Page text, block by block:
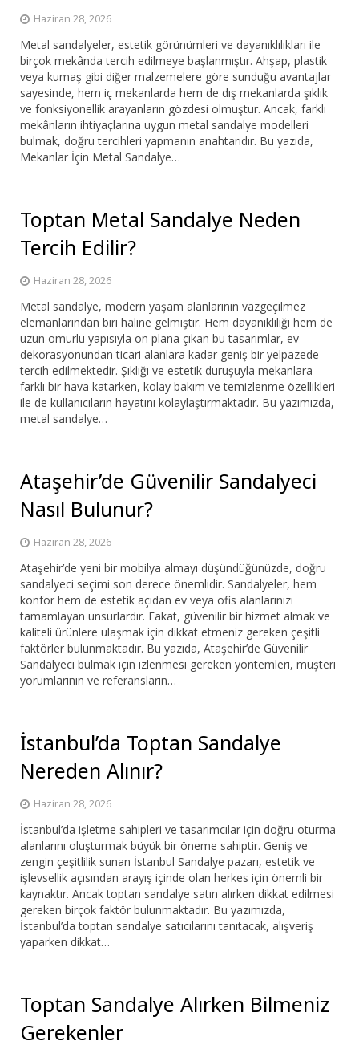
Haziran 28, 2026
Metal sandalyeler, estetik görünümleri ve dayanıklılıkları ile
birçok mekânda tercih edilmeye başlanmıştır. Ahşap, plastik
veya kumaş gibi diğer malzemelere göre sunduğu avantajlar
sayesinde, hem iç mekanlarda hem de dış mekanlarda şıklık
ve fonksiyonellik arayanların gözdesi olmuştur. Ancak, farklı
mekânların ihtiyaçlarına uygun metal sandalye modelleri
bulmak, doğru tercihleri yapmanın anahtarıdır. Bu yazıda,
Mekanlar İçin Metal Sandalye…
Toptan Metal Sandalye Neden
Tercih Edilir?
Haziran 28, 2026
Metal sandalye, modern yaşam alanlarının vazgeçilmez
elemanlarından biri haline gelmiştir. Hem dayanıklılığı hem de
uzun ömürlü yapısıyla ön plana çıkan bu tasarımlar, ev
dekorasyonundan ticari alanlara kadar geniş bir yelpazede
tercih edilmektedir. Şıklığı ve estetik duruşuyla mekanlara
farklı bir hava katarken, kolay bakım ve temizlenme özellikleri
ile de kullanıcıların hayatını kolaylaştırmaktadır. Bu yazımızda,
metal sandalye…
Ataşehir’de Güvenilir Sandalyeci
Nasıl Bulunur?
Haziran 28, 2026
Ataşehir’de yeni bir mobilya almayı düşündüğünüzde, doğru
sandalyeci seçimi son derece önemlidir. Sandalyeler, hem
konfor hem de estetik açıdan ev veya ofis alanlarınızı
tamamlayan unsurlardır. Fakat, güvenilir bir hizmet almak ve
kaliteli ürünlere ulaşmak için dikkat etmeniz gereken çeşitli
faktörler bulunmaktadır. Bu yazıda, Ataşehir’de Güvenilir
Sandalyeci bulmak için izlenmesi gereken yöntemleri, müşteri
yorumlarının ve referansların…
İstanbul’da Toptan Sandalye
Nereden Alınır?
Haziran 28, 2026
İstanbul’da işletme sahipleri ve tasarımcılar için doğru oturma
alanlarını oluşturmak büyük bir öneme sahiptir. Geniş ve
zengin çeşitlilik sunan İstanbul Sandalye pazarı, estetik ve
işlevsellik açısından arayış içinde olan herkes için önemli bir
kaynaktır. Ancak toptan sandalye satın alırken dikkat edilmesi
gereken birçok faktör bulunmaktadır. Bu yazımızda,
İstanbul’da toptan sandalye satıcılarını tanıtacak, alışveriş
yaparken dikkat…
Toptan Sandalye Alırken Bilmeniz
Gerekenler